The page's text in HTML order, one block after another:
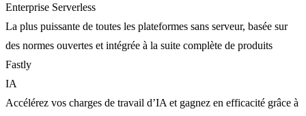
Enterprise Serverless
La plus puissante de toutes les plateformes sans serveur, basée sur
des normes ouvertes et intégrée à la suite complète de produits
Fastly
IA
Accélérez vos charges de travail d’IA et gagnez en efficacité grâce à